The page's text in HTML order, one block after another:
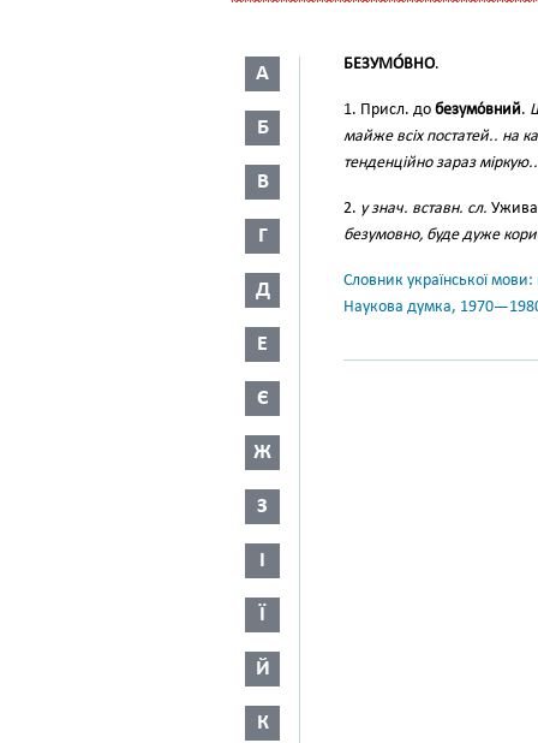
А
Б
В
Г
Д
Е
Є
Ж
З
І
Ї
Й
К
БЕЗУМО́ВНО.
1. Присл. до безумо́вний.
майже всіх постатей.. на
тенденційно зараз
2. у знач. вставн. сл.
безумовно, буде дуже
Словник української
Наукова думка,